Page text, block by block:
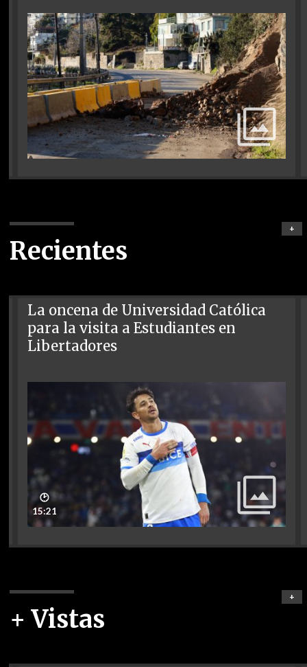
Recientes
+
La oncena de Universidad Católica
para la visita a Estudiantes en
Libertadores
🕑
15:21
+ Vistas
+